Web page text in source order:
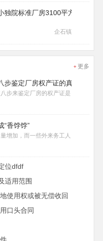
独院标准厂房3100平方厂房出租
企石镇
更多
步鉴定厂房权产证的真假
步来鉴定厂房的权产证是
“香饽饽”
增加，而一些外来务工人
位dfdf
适用范围
使用权或被无偿收回
口头合同